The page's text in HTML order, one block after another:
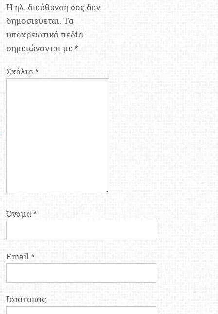
Η ηλ. διεύθυνση σας δεν
δημοσιεύεται. Τα
υποχρεωτικά πεδία
σημειώνονται με*
Σχόλιο*
Όνομα*
Email*
Ιστότοπος